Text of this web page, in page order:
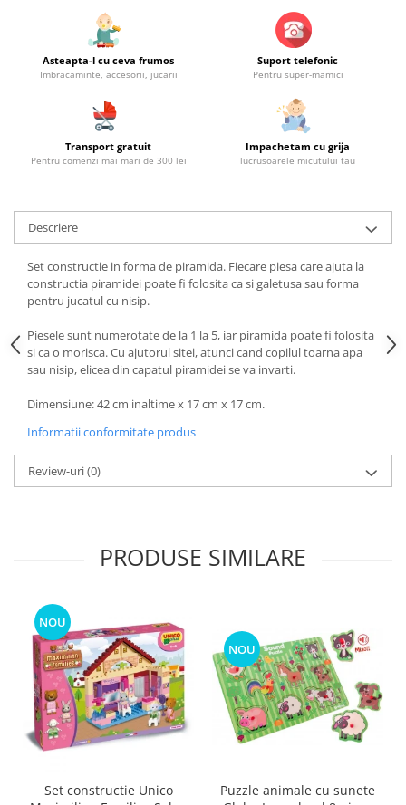
Asteapta-l cu ceva frumos
Imbracaminte, accesorii, jucarii
Suport telefonic
Pentru super-mamici
Transport gratuit
Pentru comenzi mai mari de 300 lei
Impachetam cu grija
lucrusoarele micutului tau
Descriere
Set constructie in forma de piramida. Fiecare piesa care ajuta la
constructia piramidei poate fi folosita ca si galetusa sau forma
pentru jucatul cu nisip.
Piesele sunt numerotate de la 1 la 5, iar piramida poate fi folosita
si ca o morisca. Cu ajutorul sitei, atunci cand copilul toarna apa
sau nisip, elicea din capatul piramidei se va invarti.
Dimensiune: 42 cm inaltime x 17 cm x 17 cm.
Informatii conformitate produs
Review-uri(0)
PRODUSE SIMILARE
NOU
Set constructie Unico
NOU
Puzzle animale cu sunete